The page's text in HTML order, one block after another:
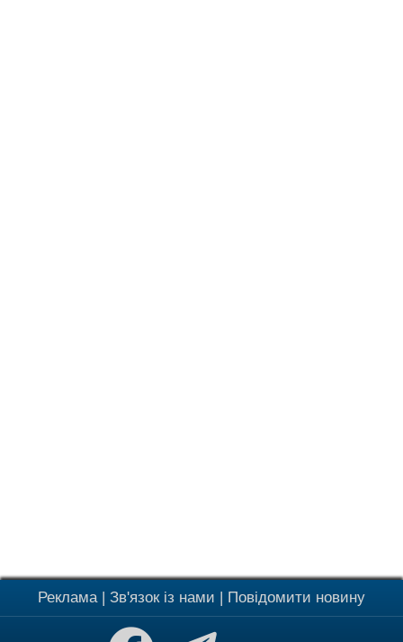
Реклама| Зв'язок із нами | Повідомити новину